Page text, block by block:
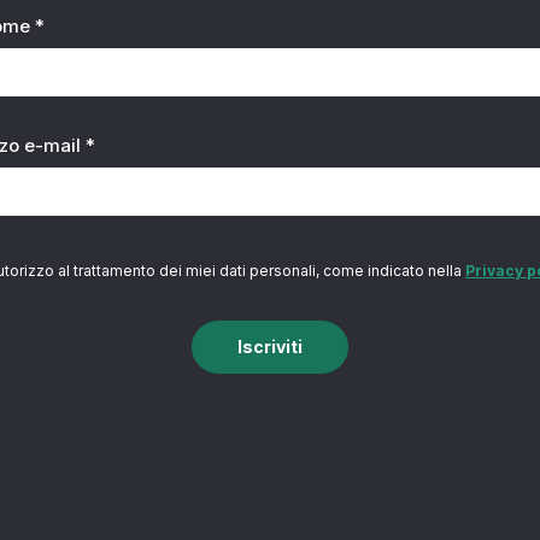
*
e-mail *
al trattamento dei miei dati personali, come indicato nella Privacy
Iscriviti